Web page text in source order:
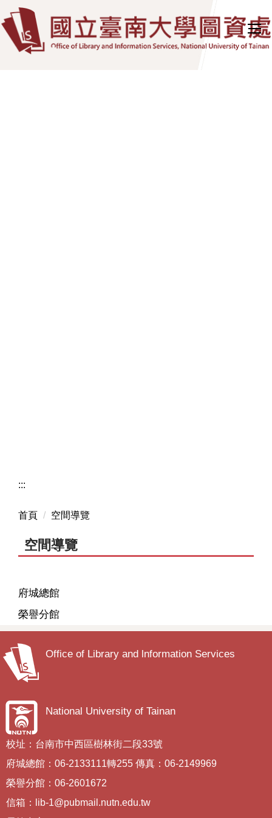
跳
到
主
:::
首頁 空間導覽
空間導覽
府城總館
榮譽分館
Office of Library and lnformation Services
National University of Tainan
校址：台南市中西區樹林街二段33號
府城總館：06-2133111轉255 傳真：06-2149969
榮譽分館：06-2601672
信箱：lib-1@pubmail.nutn.edu.tw